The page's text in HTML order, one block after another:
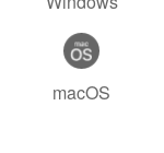
macOS